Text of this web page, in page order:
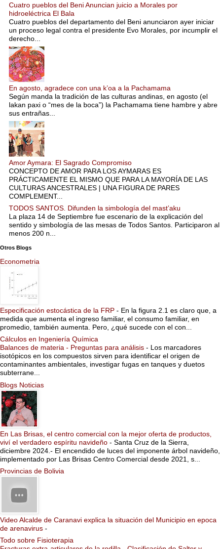
Cuatro pueblos del Beni Anuncian juicio a Morales por
hidroeléctrica El Bala
Cuatro pueblos del departamento del Beni anunciaron ayer iniciar
un proceso legal contra el presidente Evo Morales, por incumplir el
derecho...
En agosto, agradece con una k’oa a la Pachamama
Según manda la tradición de las culturas andinas, en agosto (el
lakan paxi o “mes de la boca”) la Pachamama tiene hambre y abre
sus entrañas...
Amor Aymara: El Sagrado Compromiso
CONCEPTO DE AMOR PARA LOS AYMARAS ES
PRÁCTICAMENTE EL MISMO QUE PARA LA MAYORÍA DE LAS
CULTURAS ANCESTRALES | UNA FIGURA DE PARES
COMPLEMENT...
TODOS SANTOS. Difunden la simbología del mast’aku
La plaza 14 de Septiembre fue escenario de la explicación del
sentido y simbología de las mesas de Todos Santos. Participaron al
menos 200 n...
Otros Blogs
Econometria
Especificación estocástica de la FRP - En la figura 2.1 es claro que, a
medida que aumenta el ingreso familiar, el consumo familiar, en
promedio, también aumenta. Pero, ¿qué sucede con el con...
Cálculos en Ingeniería Química
Balances de materia - Preguntas para análisis - Los marcadores
isotópicos en los compuestos sirven para identificar el origen de
contaminantes ambientales, investigar fugas en tanques y duetos
subterrane...
Blogs Noticias
En Las Brisas, el centro comercial con la mejor oferta de productos,
viví el verdadero espíritu navideño - Santa Cruz de la Sierra,
diciembre 2024.- El encendido de luces del imponente árbol navideño,
implementado por Las Brisas Centro Comercial desde 2021, s...
Provincias de Bolivia
Video Alcalde de Caranavi explica la situación del Municipio en epoca
de arenavirus -
Todo sobre Fisioterapia